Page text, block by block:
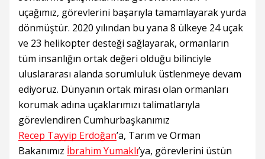
uçağımız, görevlerini başarıyla tamamlayarak yurda
dönmüştür. 2020 yılından bu yana 8 ülkeye 24 uçak
ve 23 helikopter desteği sağlayarak, ormanların
tüm insanlığın ortak değeri olduğu bilinciyle
uluslararası alanda sorumluluk üstlenmeye devam
ediyoruz. Dünyanın ortak mirası olan ormanları
korumak adına uçaklarımızı talimatlarıyla
görevlendiren Cumhurbaşkanımız
Recep Tayyip Erdoğan’a, Tarım ve Orman
Bakanımız İbrahim Yumaklı’ya, görevlerini üstün